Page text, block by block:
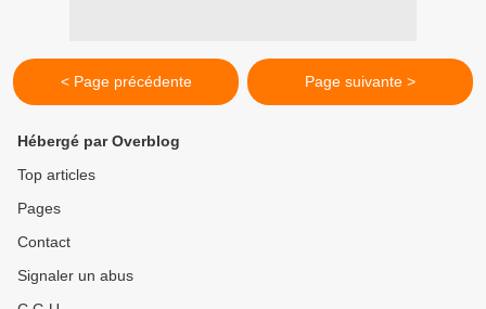
< Page précédente Page suivante >
Hébergé par Overblog
Top articles
Pages
Contact
Signaler un abus